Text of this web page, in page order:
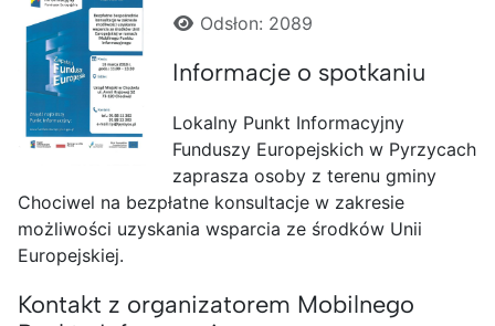
Odsłon: 2089
Informacje o spotkaniu
Lokalny Punkt Informacyjny
Funduszy Europejskich w Pyrzycach
zaprasza osoby z terenu gminy
Chociwel na bezpłatne konsultacje w zakresie
możliwości uzyskania wsparcia ze środków Unii
Europejskiej.
Kontakt z organizatorem Mobilnego